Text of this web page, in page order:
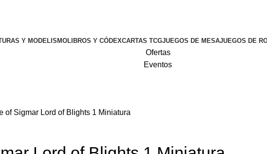
Y MODELISMOLIBROS Y CÓDEXCARTAS TCGJUEGOS DE MESAJUEGOS DE
Ofertas
Eventos
of Sigmar Lord of Blights 1 Miniatura